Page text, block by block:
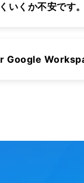
いくか不安です